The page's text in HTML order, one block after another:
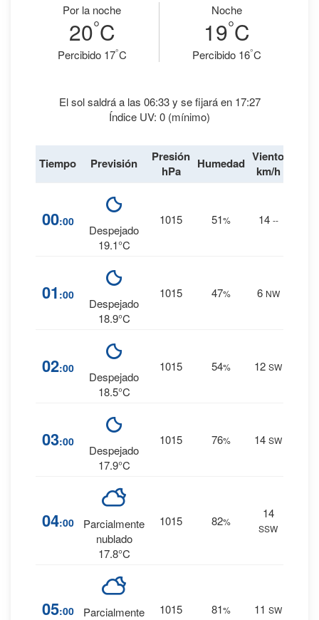
Por la noche
20°C
Percibido 17°C
Noche
19°C
Percibido 16°C
El sol saldrá a las 06:33 y se fijará en 17:27
Índice UV: 0 (mínimo)
Tiempo Previsión
Presión
hPa
Humedad Viento
km/h
00:00
Despejado
19.1°C
1015 51% 14 --
01 :00
Despejado
18.9°C
1015 47% 6 NW
02:00
Despejado
18.5°C
1015 54% 12 SW
03:00
Despejado
17.9°C
1015 76% 14 SW
04:00
Parcialmente
nublado
17.8°C
1015 82%
14
SSW
05:00
Parcialmente
1015 81% 11 SW